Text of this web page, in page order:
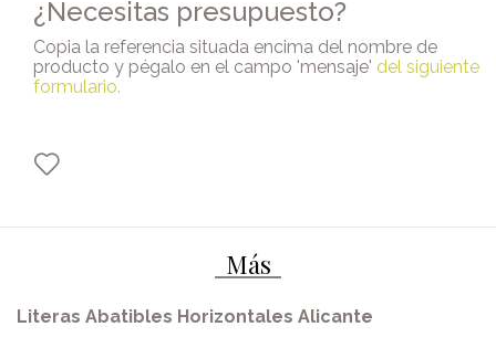
¿Necesitas presupuesto?
Copia la referencia situada encima del nombre de
producto y pégalo en el campo 'mensaje' del siguiente
formulario.
Más
Literas Abatibles Horizontales Alicante